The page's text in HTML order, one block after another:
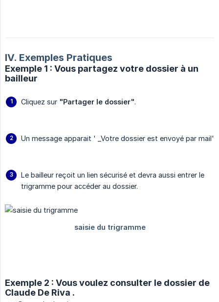
IV. Exemples Pratiques
Exemple 1 : Vous partagez votre dossier à un
bailleur
Cliquez sur "Partager le dossier".
Un message apparait ' _Votre dossier est envoyé par mail'
Le bailleur reçoit un lien sécurisé et devra aussi entrer le
trigramme pour accéder au dossier.
Exemple 2 : Vous voulez consulter le dossier de
Claude De Riva .